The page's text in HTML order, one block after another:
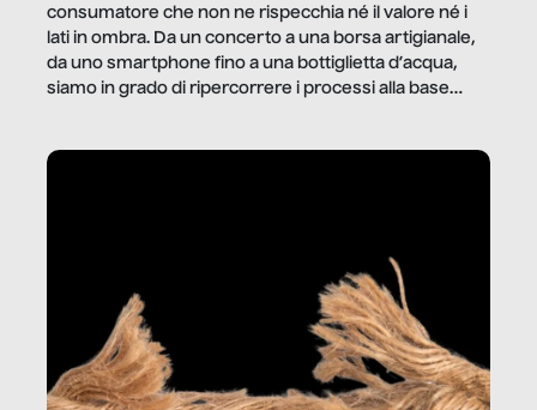
consumatore che non ne rispecchia né il valore né i
lati in ombra. Da un concerto a una borsa artigianale,
da uno smartphone fino a una bottiglietta d’acqua,
siamo in grado di ripercorrere i processi alla base
dietro gli oggetti e i servizi che fanno la nostra vita